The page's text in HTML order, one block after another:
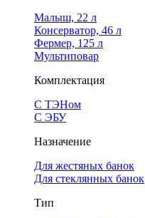
Малыш, 22 л
Консерватор, 46 л
Фермер, 125 л
Мультиповар
Комплектация
С ТЭНом
С ЭБУ
Назначение
Для жестяных банок
Для стеклянных банок
Тип